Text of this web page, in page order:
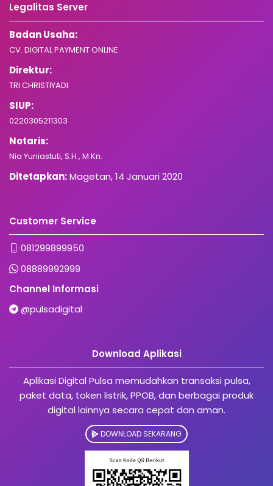
Legalitas Server
Badan Usaha:
CV. DIGITAL PAYMENT ONLINE
Direktur:
TRI CHRISTIYADI
SIUP:
0220305211303
Notaris:
Nia Yuniastuti, S.H., M.Kn.
Ditetapkan:Magetan, 14 Januari 2020
Customer Service
081299899950
08889992999
Channel Informasi
@pulsadigital
Download Aplikasi
Aplikasi Digital Pulsa memudahkan transaksi pulsa,
paket data, token listrik, PPOB, dan berbagai produk
digital lainnya secara cepat dan aman.
DOWNLOAD SEKARANG